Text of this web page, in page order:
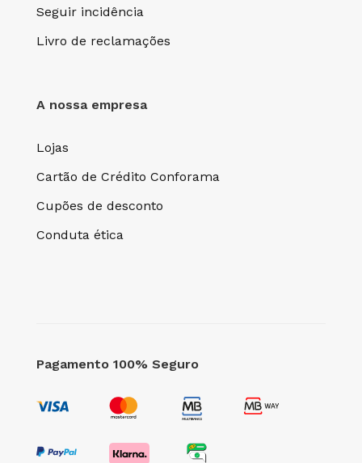
Seguir incidência
Livro de reclamações
A nossa empresa
Lojas
Cartão de Crédito Conforama
Cupões de desconto
Conduta ética
Pagamento 100% Seguro